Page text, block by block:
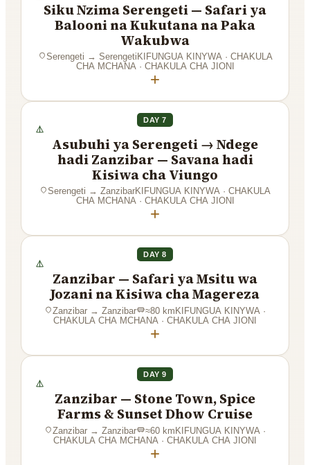
Siku Nzima Serengeti — Safari ya
Balooni na Kukutana na Paka
Wakubwa
Serengeti → Serengeti KIFUNGUA KINYWA · CHAKULA
CHA MCHANA · CHAKULA CHA JIONI
+
DAY 7
Asubuhi ya Serengeti → Ndege
hadi Zanzibar — Savana hadi
Kisiwa cha Viungo
Serengeti → ZanzibarKIFUNGUA KINYWA · CHAKULA
CHA MCHANA · CHAKULA CHA JIONI
+
DAY 8
Zanzibar — Safari ya Msitu wa
Jozani na Kisiwa cha Magereza
Zanzibar → Zanzibar ≈80 km KIFUNGUA KINYWA ·
CHAKULA CHA MCHANA · CHAKULA CHA JIONI
+
DAY 9
Zanzibar — Stone Town, Spice
Farms & Sunset Dhow Cruise
Zanzibar → Zanzibar ≈60 km KIFUNGUA KINYWA ·
CHAKULA CHA MCHANA · CHAKULA CHA JIONI
+